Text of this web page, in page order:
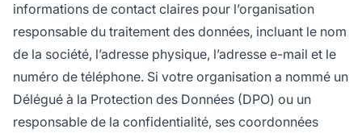
informations de contact claires pour l’organisation
responsable du traitement des données, incluant le nom
de la société, l’adresse physique, l’adresse e-mail et le
numéro de téléphone. Si votre organisation a nommé un
Délégué à la Protection des Données (DPO) ou un
responsable de la confidentialité, ses coordonnées